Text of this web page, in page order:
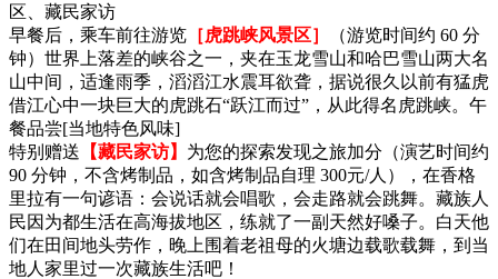
区、藏民家访
早餐后，乘车前往游览 ［虎跳峡风景区］
（游览时间约 60 分
钟）世界上落差的峡谷之一，夹在玉龙雪山和哈巴雪山两大名
山中间，适逢雨季，滔滔江水震耳欲聋，据说很久以前有猛虎
借江心中一块巨大的虎跳石“跃江而过”，从此得名虎跳峡。午
餐品尝[当地特色风味]
特别赠送 【藏民家访】 为您的探索发现之旅加分（演艺时间约
90 分钟，不含烤制品，如含烤制品自理 300元/人），在香格
里拉有一句谚语：会说话就会唱歌，会走路就会跳舞。藏族人
民因为都生活在高海拔地区，练就了一副天然好嗓子。白天他
们在田间地头劳作，晚上围着老祖母的火塘边载歌载舞，到当
地人家里过一次藏族生活吧！